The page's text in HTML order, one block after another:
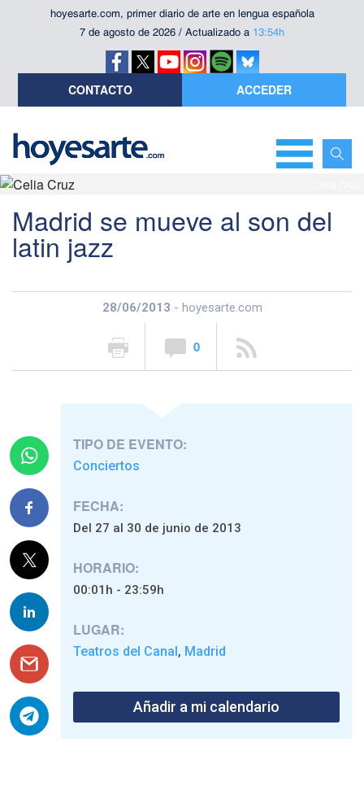
hoyesarte.com, primer diario de arte en lengua española
7 de agosto de 2026 / Actualizado a 13:54h
CONTACTO ACCEDER
Madrid se mueve al son del
latin jazz
28/06/2013 - hoyesarte.com
0
TIPO DE EVENTO:
Conciertos
FECHA:
Del 27 al 30 de junio de 2013
HORARIO:
00:01h - 23:59h
LUGAR:
Teatros del Canal, Madrid
Añadir a mi calendario